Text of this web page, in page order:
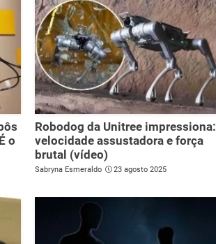
o
Robodog da Unitree impressiona:
velocidade assustadora e força
brutal (vídeo)
Sabryna Esmeraldo 23 agosto 2025